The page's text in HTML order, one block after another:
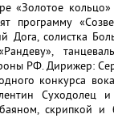
«Золотое
программу
Дога, солистка
РФ. Дирижер:
конкурса
скрипкой